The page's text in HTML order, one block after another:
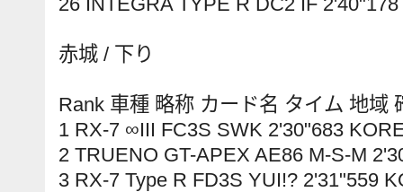
赤城 / 下り
Rank 車種 略称 カード名 タイム 地域
1 RX-7 ∞III FC3S SWK 2'30"683
2 TRUENO GT-APEX AE86 M-S-M
3 RX-7 Type R FD3S YUI!? 2'31"559